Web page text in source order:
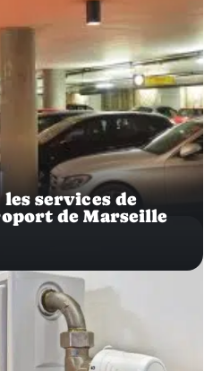
services de
de Marseille